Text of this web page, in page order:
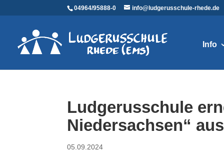
04964/95888-0 info@ludgerusschule-rhede.de
Info
Ludgerusschule
Niedersachsen“
05.09.2024